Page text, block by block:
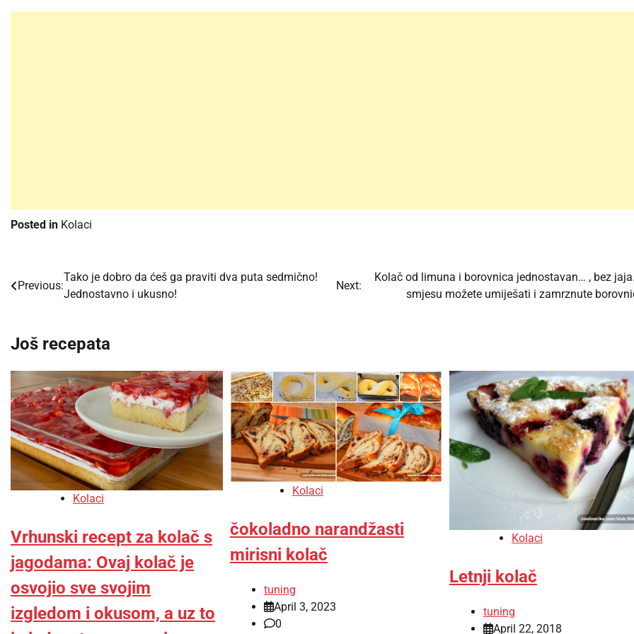
Posted in Kolaci
Post
Previous:
Tako je dobro da ćeš ga praviti dva puta sedmično!
Jednostavno i ukusno!
Next:
Kolač od limuna i borovnica jednostavan… , bez
smjesu možete umiješati i zamrznute
Još recepata
Kolaci
Vrhunski recept za kolač s
jagodama: Ovaj kolač je
osvojio sve svojim
izgledom i okusom, a uz to
Kolaci
čokoladno narandžasti
mirisni kolač
tuning
April 3, 2023
0
Kolaci
Letnji kolač
tuning
April 22, 2018